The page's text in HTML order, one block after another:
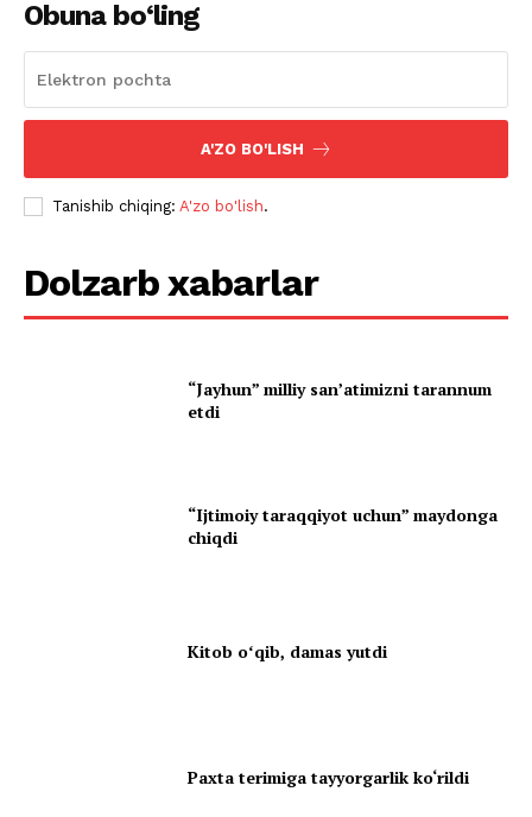
Obuna bo‘ling
A'ZO BO'LISH
Tanishib chiqing: A'zo bo'lish.
Dolzarb xabarlar
“Jayhun” milliy san’atimizni tarannum
etdi
“Ijtimoiy taraqqiyot uchun” maydonga
chiqdi
Kitob oʻqib, damas yutdi
Paxta terimiga tayyorgarlik ko‘rildi